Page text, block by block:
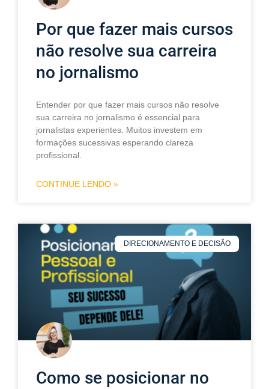
Por que fazer mais cursos
não resolve sua carreira
no jornalismo
Entender por que fazer mais cursos não resolve
sua carreira no jornalismo é essencial para
jornalistas experientes. Muitos investem em
formações sucessivas esperando clareza
profissional.
CONTINUE LENDO »
DIRECIONAMENTO E DECISÃO
Como se posicionar no